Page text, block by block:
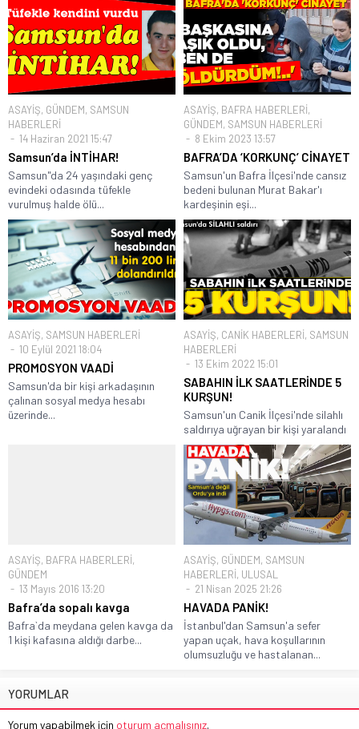
ASAYİŞ, GÜNDEM, SAMSUN
HABERLERİ
14 Haziran 2021 15:47
Samsun’da İNTİHAR!
Samsun"da 24 yaşındaki genç
evindeki odasında tüfekle
vurulmuş halde ölü...
ASAYİŞ, BAFRA HABERLERİ,
GÜNDEM, SAMSUN HABERLERİ
8 Ekim 2023 13:57
BAFRA’DA ‘KORKUNÇ’ CİNAYET
Samsun'un Bafra İlçesi'nde cansız
bedeni bulunan Murat Bakar'ı
kardeşinin eşi...
ASAYİŞ, SAMSUN HABERLERİ
10 Eylül 2021 18:04
PROMOSYON VAADİ
Samsun'da bir kişi arkadaşının
çalınan sosyal medya hesabı
üzerinde...
ASAYİŞ, CANİK HABERLERİ, SAMSUN
HABERLERİ
13 Ekim 2022 15:01
SABAHIN İLK SAATLERİNDE 5
KURŞUN!
Samsun'un Canik İlçesi'nde silahlı
saldırıya uğrayan bir kişi yaralandı
ASAYİŞ, BAFRA HABERLERİ,
GÜNDEM
13 Mayıs 2016 13:20
Bafra’da sopalı kavga
Bafra`da meydana gelen kavga da
1 kişi kafasına aldığı darbe...
ASAYİŞ, GÜNDEM, SAMSUN
HABERLERİ, ULUSAL
21 Nisan 2025 21:26
HAVADA PANİK!
İstanbul'dan Samsun'a sefer
yapan uçak, hava koşullarının
olumsuzluğu ve hastalanan...
YORUMLAR
Yorum yapabilmek için oturum açmalısınız.